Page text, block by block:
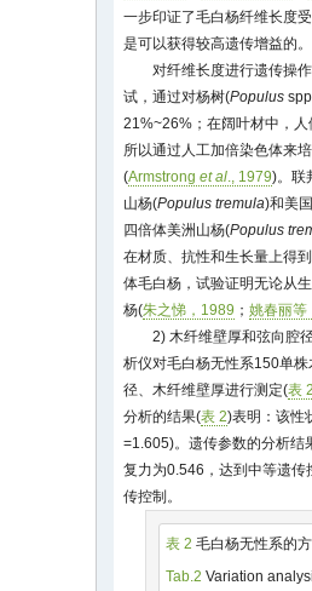
一步印证了毛白杨纤维长度
是可以获得较高遗传增益的。
对纤维长度进行遗传操
试，通过对杨树(Populus
21%~26%；在阔叶材中，
所以通过人工加倍染色体来
(Armstrong et al., 1979)。联
山杨(Populus tremula)和美
四倍体美洲山杨(Populus
在材质、抗性和生长量上得
体毛白杨，试验证明无论从
杨(朱之悌，1989 ； 姚春丽等
2) 木纤维壁厚和弦向腔
析仪对毛白杨无性系150单
径、木纤维壁厚进行测定(表
分析的结果(表 2)表明：该性
=1.605)。遗传参数的分析结
复力为0.546，达到中等遗
传控制。
表 2 毛白杨无性系的
Tab.2 Variation